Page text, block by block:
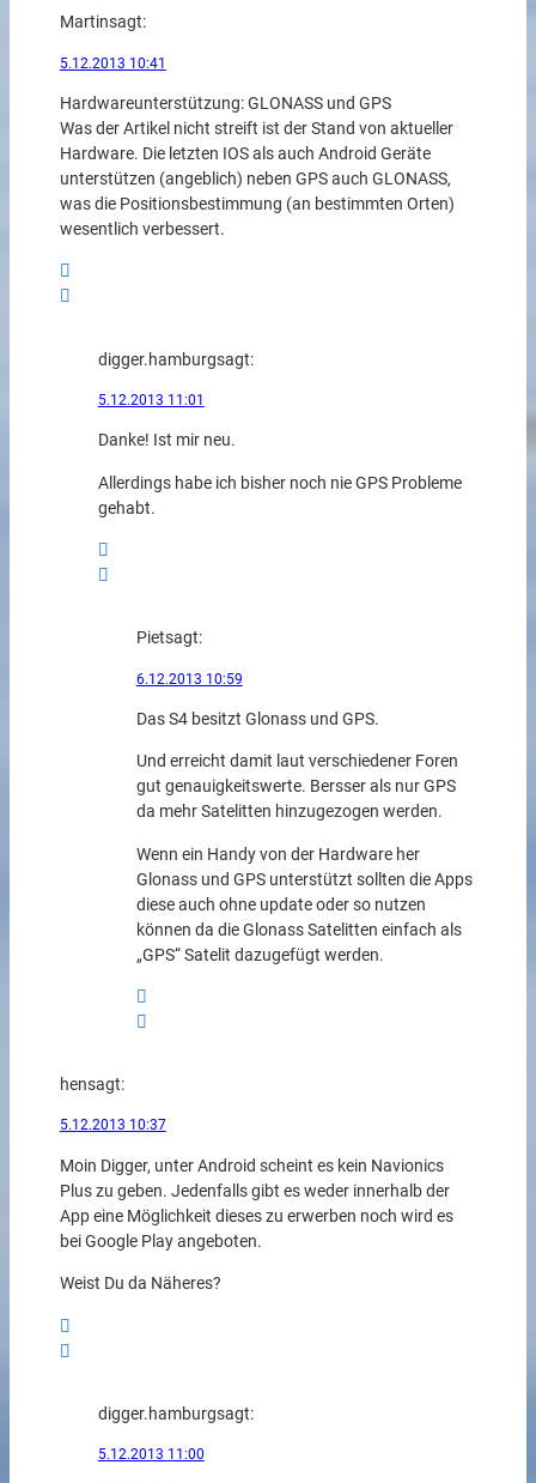
Martinsagt:
5.12.2013 10:41
Hardwareunterstützung: GLONASS und GPS
Was der Artikel nicht streift ist der Stand von aktueller
Hardware. Die letzten IOS als auch Android Geräte
unterstützen (angeblich) neben GPS auch GLONASS,
was die Positionsbestimmung (an bestimmten Orten)
wesentlich verbessert.
digger.hamburgsagt:
5.12.2013 11:01
Danke! Ist mir neu.
Allerdings habe ich bisher noch nie GPS Probleme
gehabt.
Pietsagt:
6.12.2013 10:59
Das S4 besitzt Glonass und GPS.
Und erreicht damit laut verschiedener Foren
gut genauigkeitswerte. Bersser als nur GPS
da mehr Satelitten hinzugezogen werden.
Wenn ein Handy von der Hardware her
Glonass und GPS unterstützt sollten die Apps
diese auch ohne update oder so nutzen
können da die Glonass Satelitten einfach als
„GPS“ Satelit dazugefügt werden.
hensagt:
5.12.2013 10:37
Moin Digger, unter Android scheint es kein Navionics
Plus zu geben. Jedenfalls gibt es weder innerhalb der
App eine Möglichkeit dieses zu erwerben noch wird es
bei Google Play angeboten.
Weist Du da Näheres?
digger.hamburgsagt:
5.12.2013 11:00